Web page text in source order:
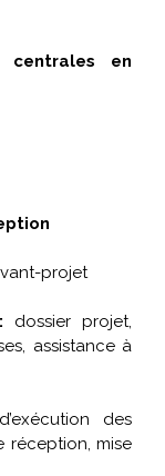
en
projet
dossier projet,
assistance à
des
réception, mise